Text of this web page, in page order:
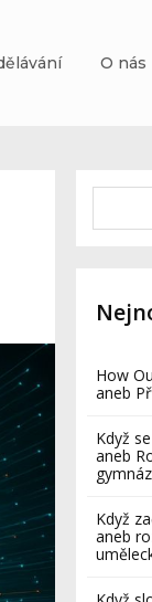
O nás
How
aneb
Když
aneb
Když
aneb